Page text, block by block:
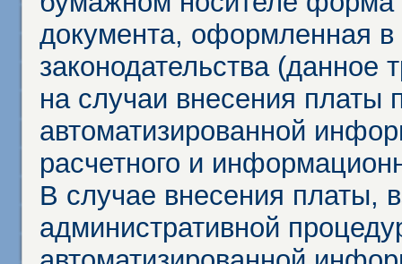
документа, оформленная в
законодательства (данное
на случаи внесения платы
автоматизированной
расчетного и
В случае внесения платы,
административной